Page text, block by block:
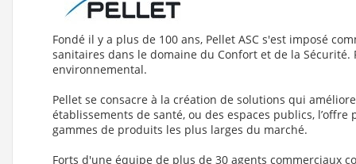
Fondé il y a plus de 100 ans, Pellet ASC s'est imposé
sanitaires dans le domaine du Confort et de la
environnemental.
Pellet se consacre à la création de solutions qui
établissements de santé, ou des espaces publics,
gammes de produits les plus larges du marché.
Forts d'une équipe de plus de 30 agents commerciaux